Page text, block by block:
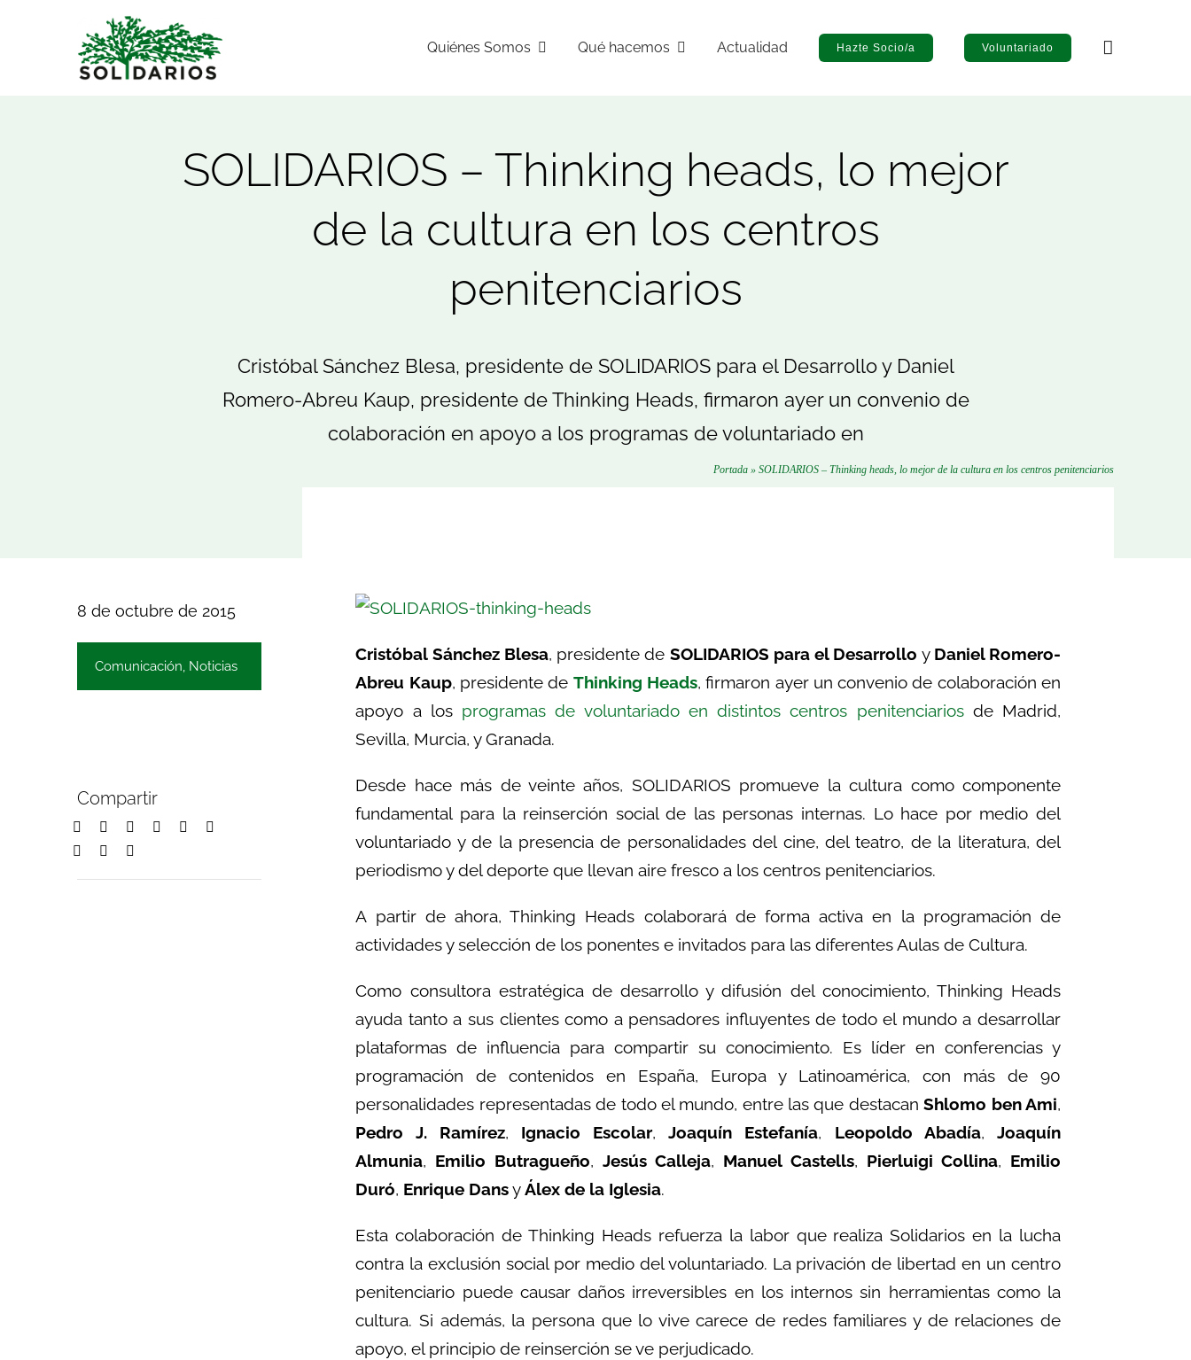
Quiénes Somos Qué hacemos Actualidad Hazte Socio/a Voluntariado
SOLIDARIOS – Thinking heads, lo mejor
de la cultura en los centros
penitenciarios
Cristóbal Sánchez Blesa, presidente de SOLIDARIOS para el Desarrollo y Daniel
Romero-Abreu Kaup, presidente de Thinking Heads, firmaron ayer un convenio de
colaboración en apoyo a los programas de voluntariado en
Portada » SOLIDARIOS – Thinking heads, lo mejor de la cultura en los centros penitenciarios
8 de octubre de 2015
Comunicación, Noticias
Compartir
Cristóbal Sánchez Blesa, presidente de SOLIDARIOS para el Desarrollo y Daniel Romero-
Abreu Kaup, presidente de Thinking Heads, firmaron ayer un convenio de colaboración en
apoyo a los programas de voluntariado en distintos centros penitenciariosde Madrid,
Sevilla, Murcia, y Granada.
Desde hace más de veinte años, SOLIDARIOS promueve la cultura como componente
fundamental para la reinserción social de las personas internas. Lo hace por medio del
voluntariado y de la presencia de personalidades del cine, del teatro, de la literatura, del
periodismo y del deporte que llevan aire fresco a los centros penitenciarios.
A partir de ahora, Thinking Heads colaborará de forma activa en la programación de
actividades y selección de los ponentes e invitados para las diferentes Aulas de Cultura.
Como consultora estratégica de desarrollo y difusión del conocimiento, Thinking Heads
ayuda tanto a sus clientes como a pensadores influyentes de todo el mundo a desarrollar
plataformas de influencia para compartir su conocimiento. Es líder en conferencias y
programación de contenidos en España, Europa y Latinoamérica, con más de 90
personalidades representadas de todo el mundo, entre las que destacanShlomo ben Ami,
Pedro J. Ramírez, Ignacio Escolar,Joaquín Estefanía, Leopoldo Abadía,Joaquín
Almunia, Emilio Butragueño, Jesús Calleja, Manuel Castells, Pierluigi Collina, Emilio
Duró, Enrique DansyÁlex de la Iglesia.
Esta colaboración de Thinking Heads refuerza la labor que realiza Solidarios en la lucha
contra la exclusión social por medio del voluntariado. La privación de libertad en un centro
penitenciario puede causar daños irreversibles en los internos sin herramientas como la
cultura. Si además, la persona que lo vive carece de redes familiares y de relaciones de
apoyo, el principio de reinserción se ve perjudicado.